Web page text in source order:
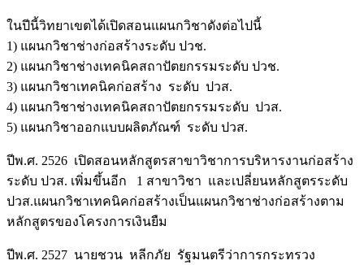
ในปีนี้วิทยาเขตได้เปิดสอนแผนกวิชาดังต่อไปนี้
1) แผนกวิชาช่างก่อสร้างระดับ ปวช.
2) แผนกวิชาช่างเทคนิคสถาปัตยกรรมระดับ ปวช.
3) แผนกวิชาเทคนิคก่อสร้าง ระดับ ปวส.
4) แผนกวิชาช่างเทคนิคสถาปัตยกรรมระดับ ปวส.
5) แผนกวิชาออกแบบผลิตภัณฑ์ ระดับ ปวส.
ปีพ.ศ. 2526 เปิดสอนหลักสูตรสาขาวิชาการบริหารงานก่อสร้าง
ระดับ ปวส. เพิ่มขึ้นอีก 1 สาขาวิชา และเปลี่ยนหลักสูตรระดับ
ปวส.แผนกวิชาเทคนิคก่อสร้างเป็นแผนกวิชาช่างก่อสร้างตาม
หลักสูตรของโครงการเงินยืม
ปีพ.ศ. 2527 นายชวน หลีกภัย รัฐมนตรีว่าการกระทรวง